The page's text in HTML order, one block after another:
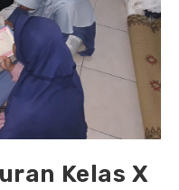
Kelas X